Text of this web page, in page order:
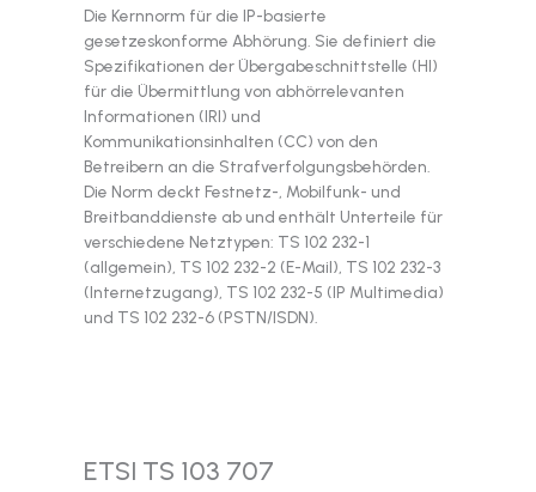
Die Kernnorm für die IP-basierte
gesetzeskonforme Abhörung. Sie definiert die
Spezifikationen der Übergabeschnittstelle (HI)
für die Übermittlung von abhörrelevanten
Informationen (IRI) und
Kommunikationsinhalten (CC) von den
Betreibern an die Strafverfolgungsbehörden.
Die Norm deckt Festnetz-, Mobilfunk- und
Breitbanddienste ab und enthält Unterteile für
verschiedene Netztypen: TS 102 232-1
(allgemein), TS 102 232-2 (E-Mail), TS 102 232-3
(Internetzugang), TS 102 232-5 (IP Multimedia)
und TS 102 232-6 (PSTN/ISDN).
ETSI TS 103 707